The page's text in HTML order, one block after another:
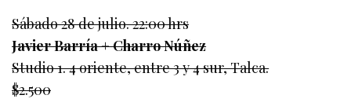
Sábado 28 de julio. 22:00 hrs
Javier Barría + Charro Núñez
Studio 1. 4 oriente, entre 3 y 4 sur, Talca.
$2.500